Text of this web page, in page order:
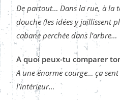
De partout… Dans la rue, à la
douche (les idées y jaillissent
cabane perchée dans l’arbre…
A quoi peux-tu comparer
A une énorme courge… ça
l’intérieur…